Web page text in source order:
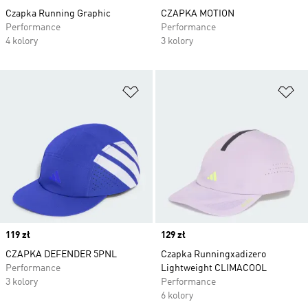
Czapka Running Graphic
Performance
4 kolory
CZAPKA MOTION
Performance
3 kolory
Price
119 zł
CZAPKA DEFENDER 5PNL
Performance
3 kolory
Price
129 zł
Czapka Runningxadizero
Lightweight CLIMACOOL
Performance
6 kolory